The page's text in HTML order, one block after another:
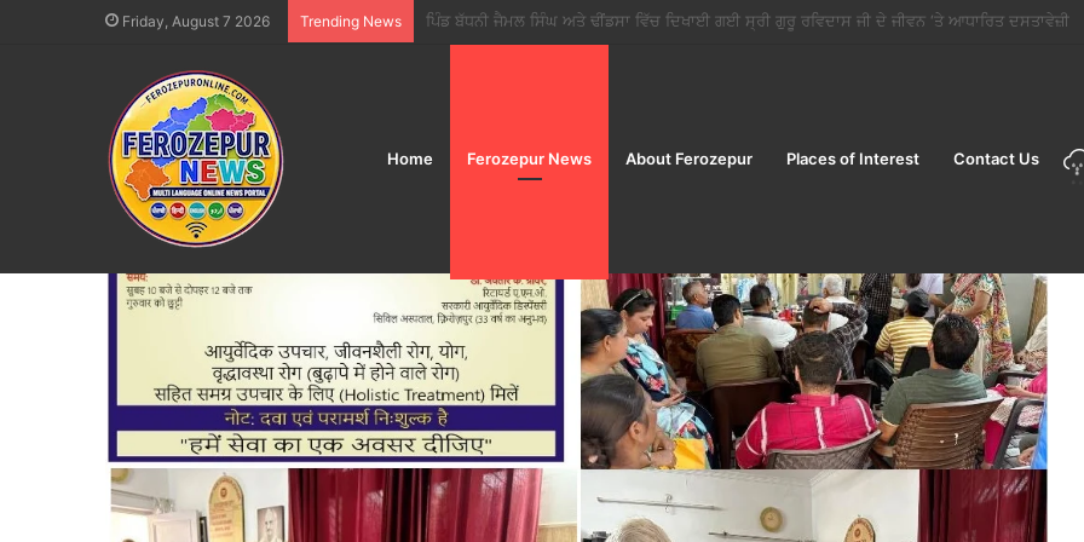
Friday, August 7 2026 Trending News ਫੂਡ ਸੇਫਟੀ ਵਿੰਗ ਵੱਲੋਂ ਤਿਉਹਾਰਾਂ ਦੇ ਸੀਜ਼ਨ ਵਿੱਚ ਮੁਹਿੰਮ ਸ਼ੁਰੂ; ਜਨਤਾ ਨੂੰ ਸਿਰਫ਼ ਲਾਇਸੰਸਸ਼ੁਦਾ ਵਿਕਰੇਤਾਵਾਂ ਤੋਂ ਹੀ ਭੋਜਨ
Home Ferozepur News About Ferozepur Places of Interest Contact Us